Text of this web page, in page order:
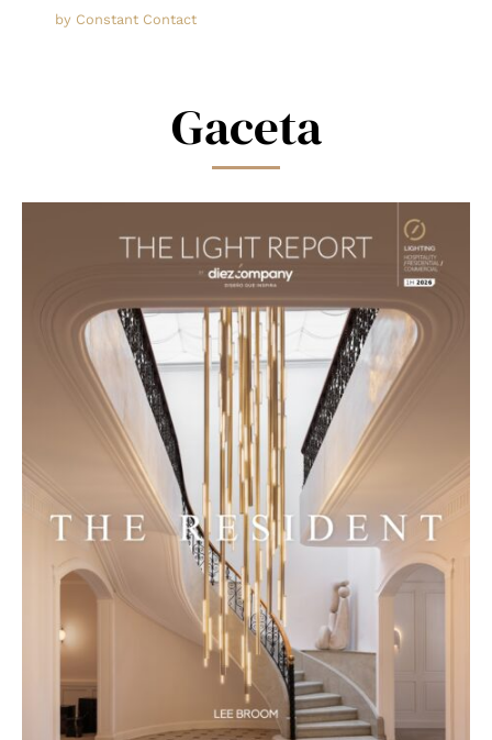
leave
by Constant Contact
Gaceta